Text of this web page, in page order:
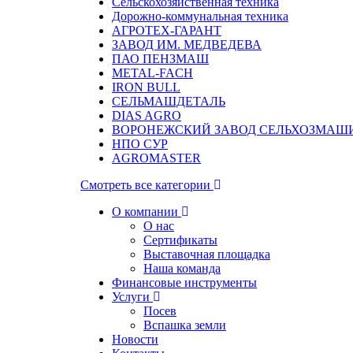
Дорожно-коммунальная техника
АГРОТЕХ-ГАРАНТ
ЗАВОД ИМ. МЕДВЕДЕВА
ПАО ПЕНЗМАШ
METAL-FACH
IRON BULL
СЕЛЬМАШДЕТАЛЬ
DIAS AGRO
ВОРОНЕЖСКИЙ ЗАВОД
НПО СУР
AGROMASTER
Смотреть все категории
О компании
О нас
Сертификаты
Выставочная площадка
Наша команда
Финансовые инструменты
Услуги
Посев
Вспашка земли
Новости